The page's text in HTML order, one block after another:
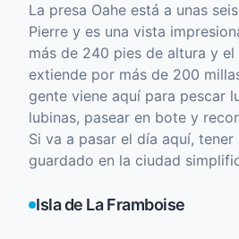
La presa Oahe está a unas
Pierre y es una vista
más de 240 pies de altura y el
extiende por más de 200
gente viene aquí para pescar
lubinas, pasear en bote y
Si va a pasar el día aquí, tener
guardado en la ciudad
Isla de La Framboise